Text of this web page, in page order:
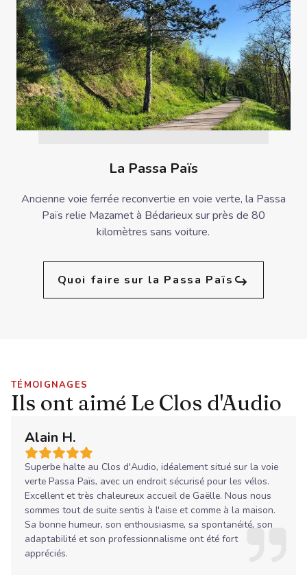
La Passa Païs
Ancienne voie ferrée reconvertie en voie verte, la Passa
Païs relie Mazamet à Bédarieux sur près de 80
kilomètres sans voiture.
Quoi faire sur la Passa Païs
TÉMOIGNAGES
Ils ont aimé Le Clos d'Audio
Alain H.
Superbe halte au Clos d'Audio, idéalement situé sur la voie
verte Passa Païs, avec un endroit sécurisé pour les vélos.
Excellent et très chaleureux accueil de Gaëlle. Nous nous
sommes tout de suite sentis à l'aise et comme à la maison.
Sa bonne humeur, son enthousiasme, sa spontanéité, son
adaptabilité et son professionnalisme ont été fort
appréciés.